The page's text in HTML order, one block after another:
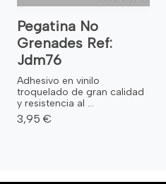
Pegatina No
Grenades Ref:
Jdm76
Adhesivo en vinilo
troquelado de gran calidad
y resistencia al ...
3,95 €